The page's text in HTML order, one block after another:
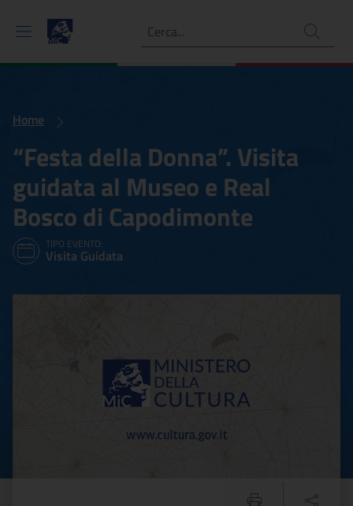
Ricerca
Home
“Festa della Donna”. Visita
guidata al Museo e Real
Bosco di Capodimonte
TIPO EVENTO:
Visita Guidata